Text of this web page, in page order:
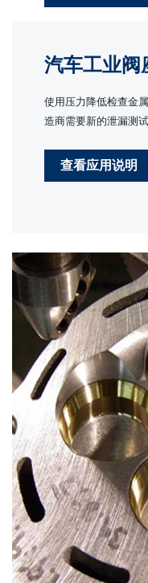
汽车工业阀
使用压力降低检查金
造商需要新的泄漏测
查看应用说明